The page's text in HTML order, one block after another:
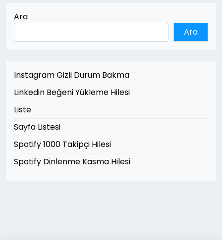
Ara
Ara
Instagram Gizli Durum Bakma
Linkedin Beğeni Yükleme Hilesi
Liste
Sayfa Listesi
Spotify 1000 Takipçi Hilesi
Spotify Dinlenme Kasma Hilesi